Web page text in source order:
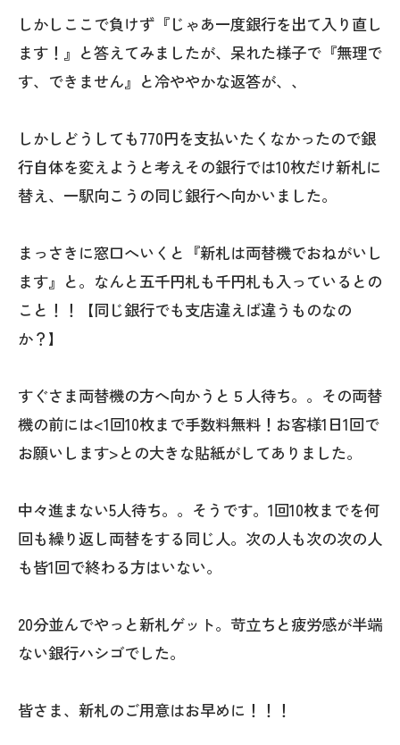
しかしここで負けず『じゃあ一度銀行を出て入り直し
ます！』と答えてみましたが、呆れた様子で『無理で
す、できません』と冷ややかな返答が、、
しかしどうしても770円を支払いたくなかったので銀
行自体を変えようと考えその銀行では10枚だけ新札に
替え、一駅向こうの同じ銀行へ向かいました。
まっさきに窓口へいくと『新札は両替機でおねがいし
ます』と。なんと五千円札も千円札も入っているとの
こと！！【同じ銀行でも支店違えば違うものなの
か？】
すぐさま両替機の方へ向かうと５人待ち。。その両替
機の前には<1回10枚まで手数料無料！お客様1日1回で
お願いします>との大きな貼紙がしてありました。
中々進まない5人待ち。。そうです。1回10枚までを何
回も繰り返し両替をする同じ人。次の人も次の次の人
も皆1回で終わる方はいない。
20分並んでやっと新札ゲット。苛立ちと疲労感が半端
ない銀行ハシゴでした。
皆さま、新札のご用意はお早めに！！！